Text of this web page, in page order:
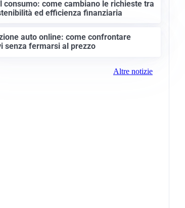
consumo: come cambiano le richieste tra
ed efficienza finanziaria
auto online: come confrontare
senza fermarsi al prezzo
Altre notizie